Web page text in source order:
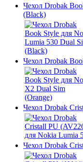
Чехол Drobak
(Black)
Чехол Drobak
Чехол Drobak
Чехол Drobak